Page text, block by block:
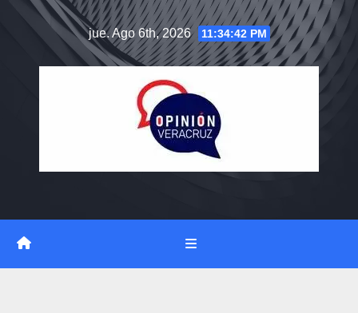
jue. Ago 6th, 2026 11:34:43 PM